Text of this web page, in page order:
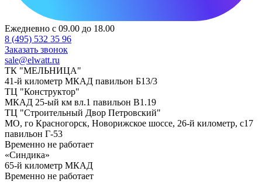
Ежедневно с 09.00 до 18.00
8 (495) 532 35 96
Заказать звонок
sale@elwatt.ru
ТК "МЕЛЬНИЦА"
41-й километр МКАД павильон Б13/3
ТЦ "Конструктор"
МКАД 25-ый км вл.1 павильон В1.19
ТЦ "Строительный Двор Петровский"
МО, го Красногорск, Новорижское шоссе, 26-й километр, с17
павильон Г-53
Временно не работает
«Синдика»
65-й километр МКАД
Временно не работает